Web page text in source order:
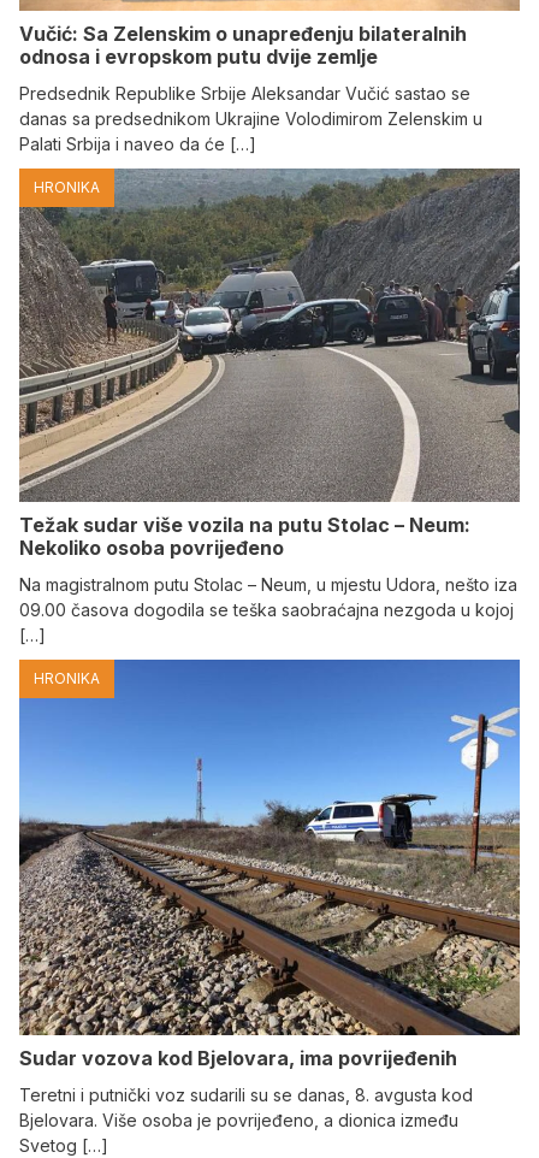
Vučić: Sa Zelenskim o unapređenju bilateralnih
odnosa i evropskom putu dvije zemlje
Predsednik Republike Srbije Aleksandar Vučić sastao se
danas sa predsednikom Ukrajine Volodimirom Zelenskim u
Palati Srbija i naveo da će […]
HRONIKA
Težak sudar više vozila na putu Stolac – Neum:
Nekoliko osoba povrijeđeno
Na magistralnom putu Stolac – Neum, u mjestu Udora, nešto iza
09.00 časova dogodila se teška saobraćajna nezgoda u kojoj
[…]
HRONIKA
Sudar vozova kod Bjelovara, ima povrijeđenih
Teretni i putnički voz sudarili su se danas, 8. avgusta kod
Bjelovara. Više osoba je povrijeđeno, a dionica između
Svetog […]